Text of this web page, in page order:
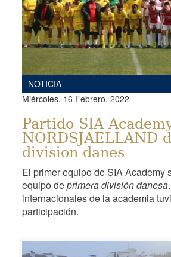
NOTICIA
Miércoles, 16 Febrero, 2022
Partido SIA
NORDSJAELLAND
division danes
El primer equipo de SIA Academy
equipo deprimera división danesa
internacionales de la academia
participación.